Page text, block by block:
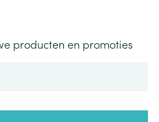
producten en promoties